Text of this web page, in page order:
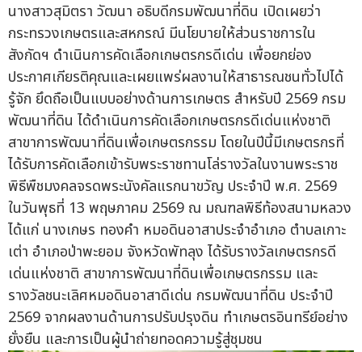
นางสาวสุมิตรา วัฒนา อธิบดีกรมพัฒนาที่ดิน เปิดเผยว่า
กระทรวงเกษตรและสหกรณ์ มีนโยบายให้ส่วนราชการใน
สังกัดฯ ดำเนินการคัดเลือกเกษตรกรดีเด่น เพื่อยกย่อง
ประกาศเกียรติคุณและเผยแพร่ผลงานให้สาธารณชนทั่วไปได้
รู้จัก ยึดถือเป็นแบบอย่างด้านการเกษตร สำหรับปี 2569 กรม
พัฒนาที่ดิน ได้ดำเนินการคัดเลือกเกษตรกรดีเด่นแห่งชาติ
สาขาการพัฒนาที่ดินเพื่อเกษตรกรรม โดยในปีนี้มีเกษตรกรที่
ได้รับการคัดเลือกเข้ารับพระราชทานโล่รางวัลในงานพระราช
พิธีพืชมงคลจรดพระนังคัลแรกนาขวัญ ประจำปี พ.ศ. 2569
ในวันพุธที่ 13 พฤษภาคม 2569 ณ มณฑลพิธีท้องสนามหลวง
ได้แก่ นางเกษร ทองคำ หมอดินอาสาประจำอำเภอ ตำบลเกาะ
เต่า อำเภอป่าพะยอม จังหวัดพัทลุง ได้รับรางวัลเกษตรกรดี
เด่นแห่งชาติ สาขาการพัฒนาที่ดินเพื่อเกษตรกรรม และ
รางวัลชนะเลิศหมอดินอาสาดีเด่น กรมพัฒนาที่ดิน ประจำปี
2569 จากผลงานด้านการปรับปรุงดิน ทำเกษตรอินทรีย์อย่าง
ยั่งยืน และการเป็นผู้นำถ่ายทอดความรู้สู่ชุมชน